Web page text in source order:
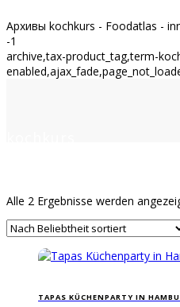
Архивы kochkurs - Foodatlas -
-1
archive,tax-product_tag,term-
Alle 2 Ergebnisse werden
weist
TAPAS KÜCHENPARTY IN